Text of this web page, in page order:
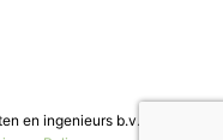
en ingenieurs b.v. | Alle